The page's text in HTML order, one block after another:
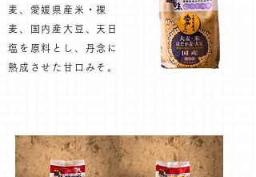
麦、愛媛県産米・裸
麦、国内産大豆、天日
塩を原料とし、丹念に
熟成させた甘口みそ。